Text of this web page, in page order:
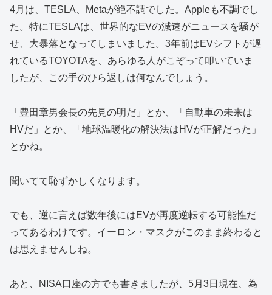
4月は、TESLA、Metaが絶不調でした。Appleも不調でし
た。特にTESLAは、世界的なEVの減速がニュースを騒が
せ、大暴落となってしまいました。3年前はEVシフトが遅
れているTOYOTAを、あらゆる人がこぞって叩いていま
したが、この手のひら返しは何なんでしょう。
「豊田章男会長の先見の明だ」とか、「自動車の未来は
HVだ」とか、「地球温暖化の解決法はHVが正解だった」
とかね。
聞いてて恥ずかしくなります。
でも、逆に言えば数年後にはEVが再度逆転する可能性だ
ってあるわけです。イーロン・マスクがこのまま終わると
は思えませんしね。
あと、NISA口座の方でも書きましたが、5月3日現在、為